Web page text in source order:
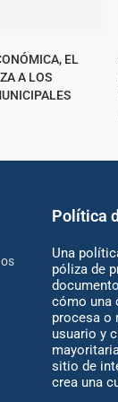
EL
A LOS
Política
Una
póliza de
cómo una
procesa o
usuario y
sitio de
crea una